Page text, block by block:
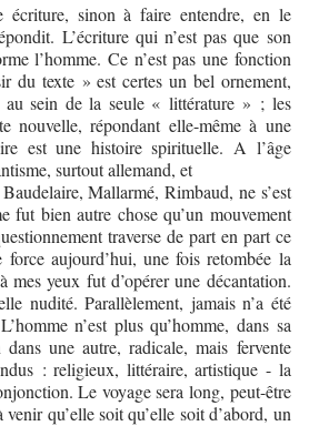
sinon à faire entendre, en le
L’écriture qui n’est pas que son
l’homme. Ce n’est pas une fonction
du texte » est certes un bel ornement,
au sein de la seule « littérature » ; les
nouvelle, répondant elle-même à une
est une histoire spirituelle. A l’âge
surtout allemand, et
Mallarmé, Rimbaud, ne s’est
fut bien autre chose qu’un mouvement
traverse de part en part ce
aujourd’hui, une fois retombée la
yeux fut d’opérer une décantation.
nudité. Parallèlement, jamais n’a été
n’est plus qu’homme, dans sa
une autre, radicale, mais fervente
: religieux, littéraire, artistique - la
Le voyage sera long, peut-être
qu’elle soit qu’elle soit d’abord, un